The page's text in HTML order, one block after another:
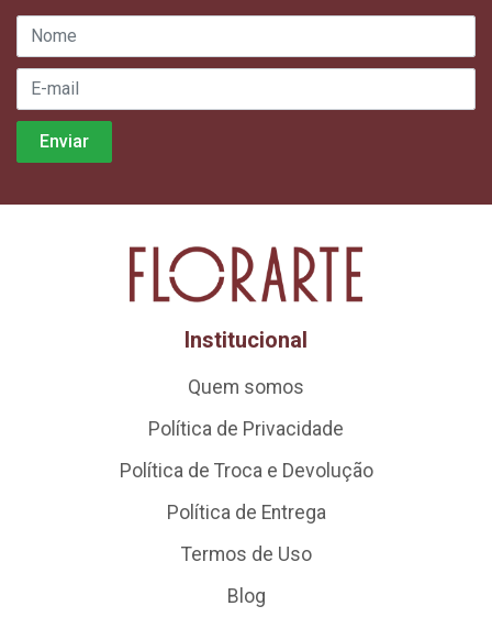
Institucional
Quem somos
Política de Privacidade
Política de Troca e Devolução
Política de Entrega
Termos de Uso
Blog